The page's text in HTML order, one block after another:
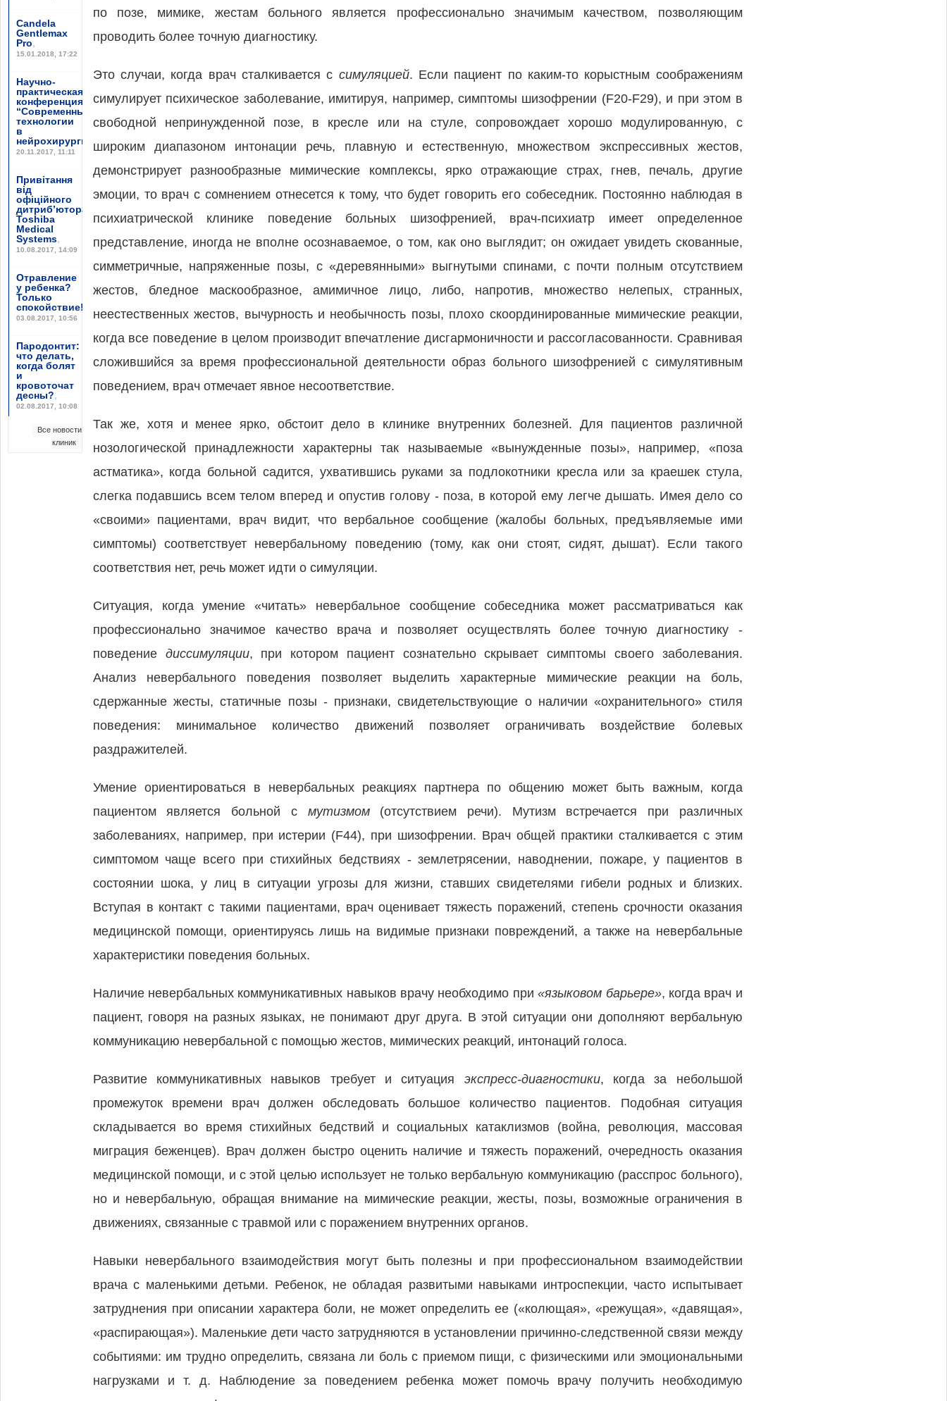
Candela
Gentlemax
Pro,
15.01.2018, 17:22
Научно-
практическая
конференция
“Современные
технологии
в
нейрохирургии”
20.11.2017, 11:11
Привітання
від
офіційного
дитриб’ютора
Toshiba
Medical
Systems,
10.08.2017, 14:09
Отравление
у ребенка?
Только
спокойствие!
03.08.2017, 10:56
Пародонтит:
что делать,
когда болят
и
кровоточат
десны?,
02.08.2017, 10:08
Все новости
клиник
по позе, мимике, жестам больного является профессионально значимым качеством, позволяющим
проводить более точную диагностику.
Это случаи, когда врач сталкивается с симуляцией. Если пациент по каким-то корыстным соображениям
симулирует психическое заболевание, имитируя, например, симптомы шизофрении (F20-F29), и при этом в
свободной непринужденной позе, в кресле или на стуле, сопровождает хорошо модулированную, с
широким диапазоном интонации речь, плавную и естественную, множеством экспрессивных жестов,
демонстрирует разнообразные мимические комплексы, ярко отражающие страх, гнев, печаль, другие
эмоции, то врач с сомнением отнесется к тому, что будет говорить его собеседник. Постоянно наблюдая в
психиатрической клинике поведение больных шизофренией, врач-психиатр имеет определенное
представление, иногда не вполне осознаваемое, о том, как оно выглядит; он ожидает увидеть скованные,
симметричные, напряженные позы, с «деревянными» выгнутыми спинами, с почти полным отсутствием
жестов, бледное маскообразное, амимичное лицо, либо, напротив, множество нелепых, странных,
неестественных жестов, вычурность и необычность позы, плохо скоординированные мимические реакции,
когда все поведение в целом производит впечатление дисгармоничности и рассогласованности. Сравнивая
сложившийся за время профессиональной деятельности образ больного шизофренией с симулятивным
поведением, врач отмечает явное несоответствие.
Так же, хотя и менее ярко, обстоит дело в клинике внутренних болезней. Для пациентов различной
нозологической принадлежности характерны так называемые «вынужденные позы», например, «поза
астматика», когда больной садится, ухватившись руками за подлокотники кресла или за краешек стула,
слегка подавшись всем телом вперед и опустив голову - поза, в которой ему легче дышать. Имея дело со
«своими» пациентами, врач видит, что вербальное сообщение (жалобы больных, предъявляемые ими
симптомы) соответствует невербальному поведению (тому, как они стоят, сидят, дышат). Если такого
соответствия нет, речь может идти о симуляции.
Ситуация, когда умение «читать» невербальное сообщение собеседника может рассматриваться как
профессионально значимое качество врача и позволяет осуществлять более точную диагностику -
поведение диссимуляции, при котором пациент сознательно скрывает симптомы своего заболевания.
Анализ невербального поведения позволяет выделить характерные мимические реакции на боль,
сдержанные жесты, статичные позы - признаки, свидетельствующие о наличии «охранительного» стиля
поведения: минимальное количество движений позволяет ограничивать воздействие болевых
раздражителей.
Умение ориентироваться в невербальных реакциях партнера по общению может быть важным, когда
пациентом является больной с мутизмом (отсутствием речи). Мутизм встречается при различных
заболеваниях, например, при истерии (F44), при шизофрении. Врач общей практики сталкивается с этим
симптомом чаще всего при стихийных бедствиях - землетрясении, наводнении, пожаре, у пациентов в
состоянии шока, у лиц в ситуации угрозы для жизни, ставших свидетелями гибели родных и близких.
Вступая в контакт с такими пациентами, врач оценивает тяжесть поражений, степень срочности оказания
медицинской помощи, ориентируясь лишь на видимые признаки повреждений, а также на невербальные
характеристики поведения больных.
Наличие невербальных коммуникативных навыков врачу необходимо при«языковом барьере», когда врач и
пациент, говоря на разных языках, не понимают друг друга. В этой ситуации они дополняют вербальную
коммуникацию невербальной с помощью жестов, мимических реакций, интонаций голоса.
Развитие коммуникативных навыков требует и ситуация экспресс-диагностики,
когда за небольшой
промежуток времени врач должен обследовать большое количество пациентов. Подобная ситуация
складывается во время стихийных бедствий и социальных катаклизмов (война, революция, массовая
миграция беженцев). Врач должен быстро оценить наличие и тяжесть поражений, очередность оказания
медицинской помощи, и с этой целью использует не только вербальную коммуникацию (расспрос больного),
но и невербальную, обращая внимание на мимические реакции, жесты, позы, возможные ограничения в
движениях, связанные с травмой или с поражением внутренних органов.
Навыки невербального взаимодействия могут быть полезны и при профессиональном взаимодействии
врача с маленькими детьми. Ребенок, не обладая развитыми навыками интроспекции, часто испытывает
затруднения при описании характера боли, не может определить ее («колющая», «режущая», «давящая»,
«распирающая»). Маленькие дети часто затрудняются в установлении причинно-следственной связи между
событиями: им трудно определить, связана ли боль с приемом пищи, с физическими или эмоциональными
нагрузками и т. д. Наблюдение за поведением ребенка может помочь врачу получить необходимую